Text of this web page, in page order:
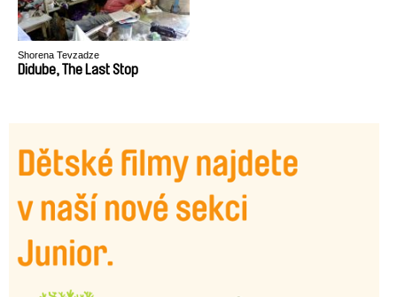
Shorena Tevzadze
Didube, The Last Stop